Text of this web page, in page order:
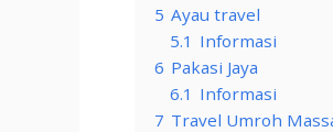
5 Ayau travel
5.1 Informasi
6 Pakasi Jaya
6.1 Informasi
7 Travel Umroh